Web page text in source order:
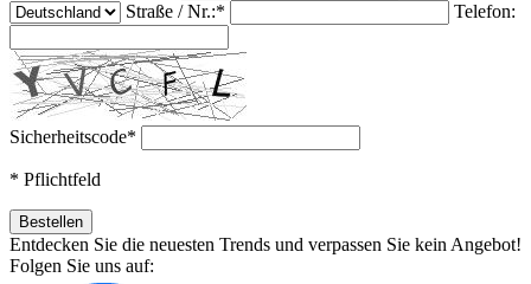
Straße / Nr.:* Telefon:
Sicherheitscode*
* Pflichtfeld
Entdecken Sie die neuesten Trends und verpassen Sie kein Angebot!
Folgen Sie uns auf: